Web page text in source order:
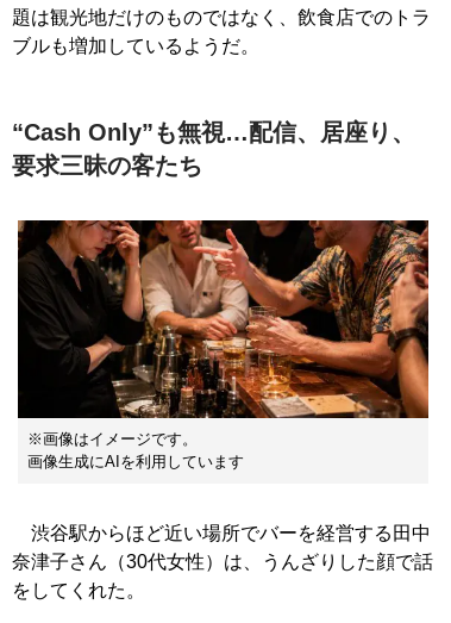
題は観光地だけのものではなく、飲食店でのトラ
ブルも増加しているようだ。
“Cash Only”も無視…配信、居座り、
要求三昧の客たち
※画像はイメージです。
画像生成にAIを利用しています
渋谷駅からほど近い場所でバーを経営する田中
奈津子さん（30代女性）は、うんざりした顔で話
をしてくれた。